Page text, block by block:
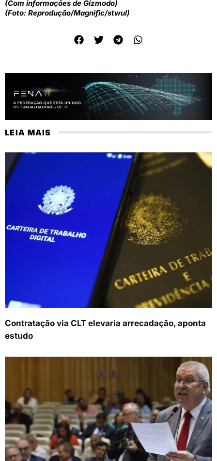
(Com informações de Gizmodo)
(Foto: Reprodução/Magnific/stwul)
LEIA MAIS
Contratação via CLT elevaria arrecadação, aponta
estudo